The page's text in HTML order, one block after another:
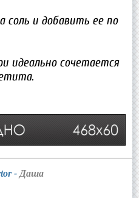
соль и добавить ее по
идеально сочетается
- Даша